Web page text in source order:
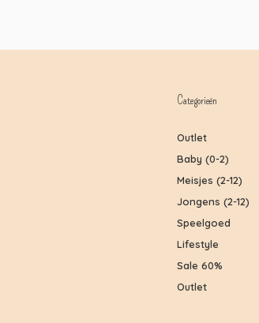
Categorieën
Outlet
Baby (0-2)
Meisjes (2-12)
Jongens (2-12)
Speelgoed
Lifestyle
Sale 60%
Outlet